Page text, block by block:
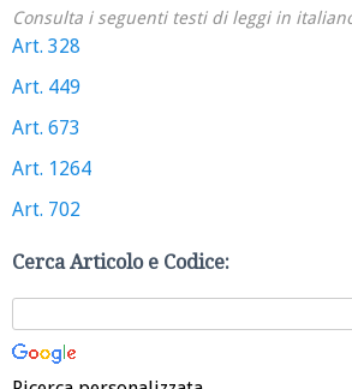
Consulta i seguenti testi di leggi in
Art. 328
Art. 449
Art. 673
Art. 1264
Art. 702
Cerca Articolo e Codice: